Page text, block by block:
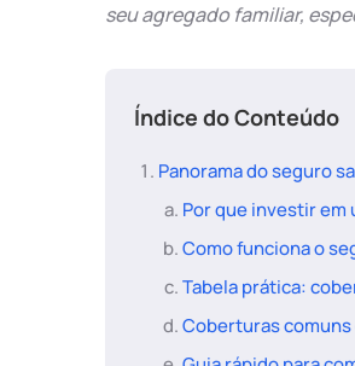
seu agregado familiar,
Índice do Conteúdo
Panorama do seguro
Por que investir em
Como funciona o
Tabela prática:
Coberturas comuns